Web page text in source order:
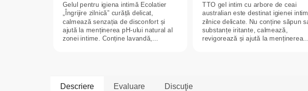
Gelul pentru igiena intimă Ecolatier
„Îngrijire zilnică” curăță delicat,
calmează senzația de disconfort și
ajută la menținerea pH-ului natural al
zonei intime. Conține lavandă,...
TTO gel intim cu arbore de ceai
australian este destinat igienei
zilnice delicate. Nu conține săpun
substanțe iritante, calmează,
revigorează și ajută la menținerea...
Descriere Evaluare Discuţie